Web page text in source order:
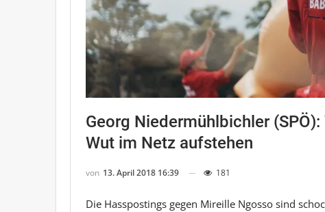
Georg Niedermühlbichler
Wut im Netz aufstehen
von 13. April 2018 16:39 181
Die Hasspostings gegen Mireille Ngosso sind